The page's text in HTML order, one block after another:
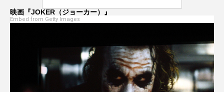
映画『JOKER（ジョーカー）』
Embed from Getty Images